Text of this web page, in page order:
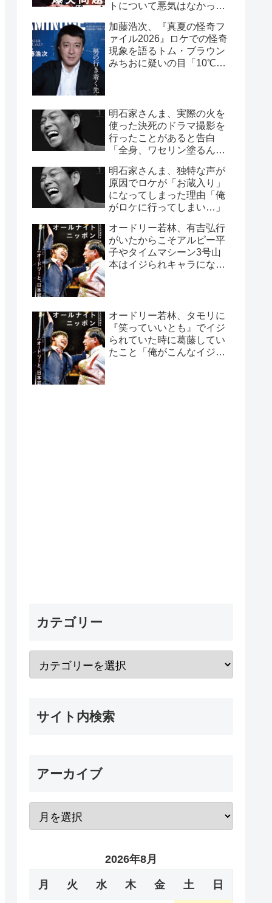
トについて悪気はなかった
全く分かりませんでした」
加藤浩次、『真夏の怪奇フ
ァイル2026』ロケでの怪奇
現象を語るトム・ブラウン
みちおに疑いの目「10℃っ
明石家さんま、実際の火を
使った決死のドラマ撮影を
行ったことがあると告白
「全身、ワセリン塗るんで
明石家さんま、独特な声が
原因でロケが「お蔵入り」
になってしまった理由「俺
がロケに行ってしまい…」
オードリー若林、有吉弘行
がいたからこそアルピー平
子やタイムマシーン3号山
本はイジられキャラになっ
オードリー若林、タモリに
『笑っていいとも』でイジ
られていた時に葛藤してい
たこと「俺がこんなイジら
カテゴリー
サイト内検索
アーカイブ
2026年8月
月 火 水 木 金 土 日